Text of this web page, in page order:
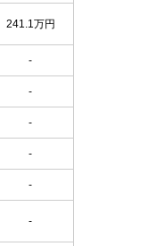
241.1万円
-
-
-
-
-
-